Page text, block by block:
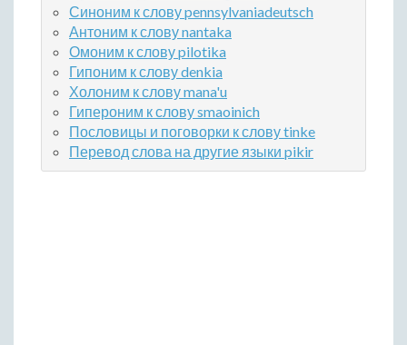
Синоним к слову pennsylvaniadeutsch
Антоним к слову nantaka
Омоним к слову pilotika
Гипоним к слову denkia
Холоним к слову mana'u
Гипероним к слову smaoinich
Пословицы и поговорки к слову tinke
Перевод слова на другие языки pikir